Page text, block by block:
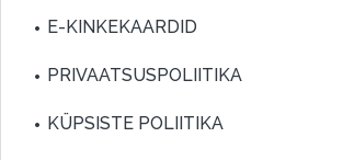
E-KINKEKAARDID
PRIVAATSUSPOLIITIKA
KÜPSISTE POLIITIKA